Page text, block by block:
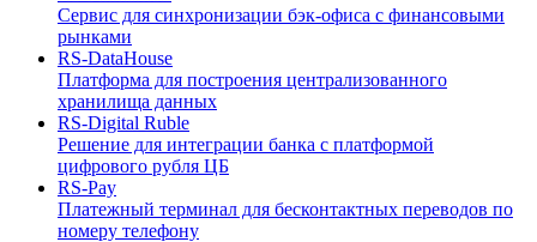
Сервис для синхронизации бэк-офиса с финансовыми
рынками
RS-DataHouse
Платформа для построения централизованного
хранилища данных
RS-Digital Ruble
Решение для интеграции банка с платформой
цифрового рубля ЦБ
RS-Pay
Платежный терминал для бесконтактных переводов по
номеру телефону